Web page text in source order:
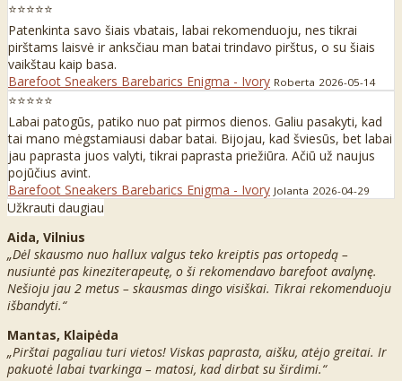
⭐⭐⭐⭐⭐
Patenkinta savo šiais vbatais, labai rekomenduoju, nes tikrai
pirštams laisvė ir anksčiau man batai trindavo pirštus, o su šiais
vaikštau kaip basa.
Barefoot Sneakers Barebarics Enigma - Ivory Roberta 2026-05-14
⭐⭐⭐⭐⭐
Labai patogūs, patiko nuo pat pirmos dienos. Galiu pasakyti, kad
tai mano mėgstamiausi dabar batai. Bijojau, kad šviesūs, bet labai
jau paprasta juos valyti, tikrai paprasta priežiūra. Ačiū už naujus
pojūčius avint.
Barefoot Sneakers Barebarics Enigma - Ivory Jolanta 2026-04-29
Užkrauti daugiau
Aida, Vilnius
„Dėl skausmo nuo hallux valgus teko kreiptis pas ortopedą –
nusiuntė pas kineziterapeutę, o ši rekomendavo barefoot avalynę.
Nešioju jau 2 metus – skausmas dingo visiškai. Tikrai rekomenduoju
išbandyti.“
Mantas, Klaipėda
„Pirštai pagaliau turi vietos! Viskas paprasta, aišku, atėjo greitai. Ir
pakuotė labai tvarkinga – matosi, kad dirbat su širdimi.“